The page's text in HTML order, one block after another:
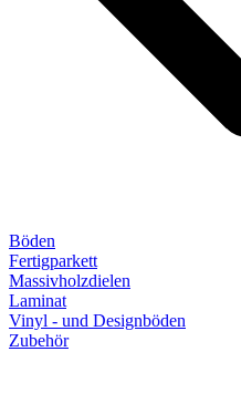
Böden
Fertigparkett
Massivholzdielen
Laminat
Vinyl - und Designböden
Zubehör